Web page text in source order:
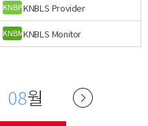
KNBPKNBLS Provider
KNBMKNBLS Monitor
08월